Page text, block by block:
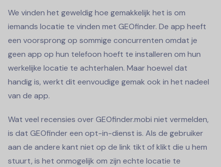
We vinden het geweldig hoe gemakkelijk het is om
iemands locatie te vinden met GEOfinder. De app heeft
een voorsprong op sommige concurrenten omdat je
geen app op hun telefoon hoeft te installeren om hun
werkelijke locatie te achterhalen. Maar hoewel dat
handig is, werkt dit eenvoudige gemak ook in het nadeel
van de app.
Wat veel recensies over GEOfinder.mobi niet vermelden,
is dat GEOfinder een opt-in-dienst is. Als de gebruiker
aan de andere kant niet op de link tikt of klikt die u hem
stuurt, is het onmogelijk om zijn echte locatie te